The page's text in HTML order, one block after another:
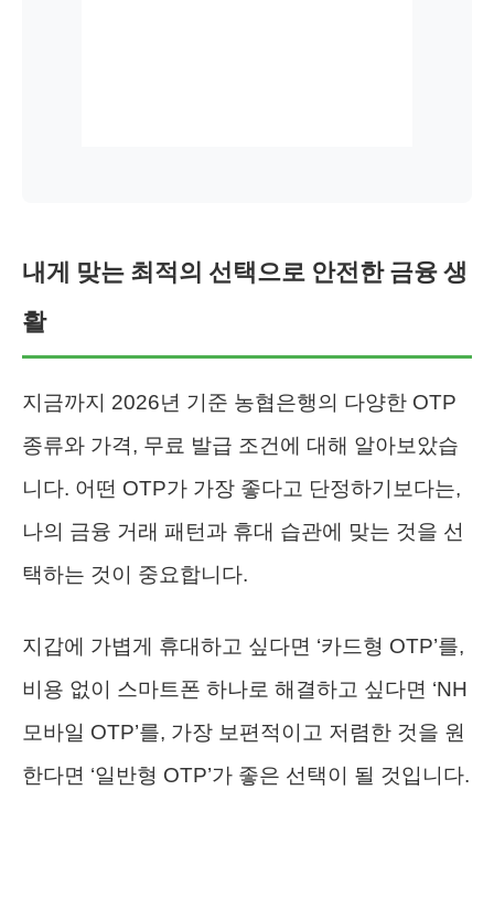
내게 맞는 최적의 선택으로 안전한 금융 생
활
지금까지 2026년 기준 농협은행의 다양한 OTP
종류와 가격, 무료 발급 조건에 대해 알아보았습
니다. 어떤 OTP가 가장 좋다고 단정하기보다는,
나의 금융 거래 패턴과 휴대 습관에 맞는 것을 선
택하는 것이 중요합니다.
지갑에 가볍게 휴대하고 싶다면 ‘카드형 OTP’를,
비용 없이 스마트폰 하나로 해결하고 싶다면 ‘NH
모바일 OTP’를, 가장 보편적이고 저렴한 것을 원
한다면 ‘일반형 OTP’가 좋은 선택이 될 것입니다.